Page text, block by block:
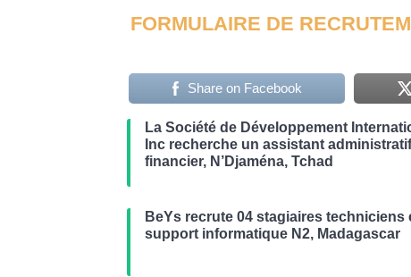
FORMULAIRE DE
Share on Facebook
La Société de Développement
Inc recherche un assistant
financier, N’Djaména, Tchad
BeYs recrute 04 stagiaires techniciens
support informatique N2, Madagascar